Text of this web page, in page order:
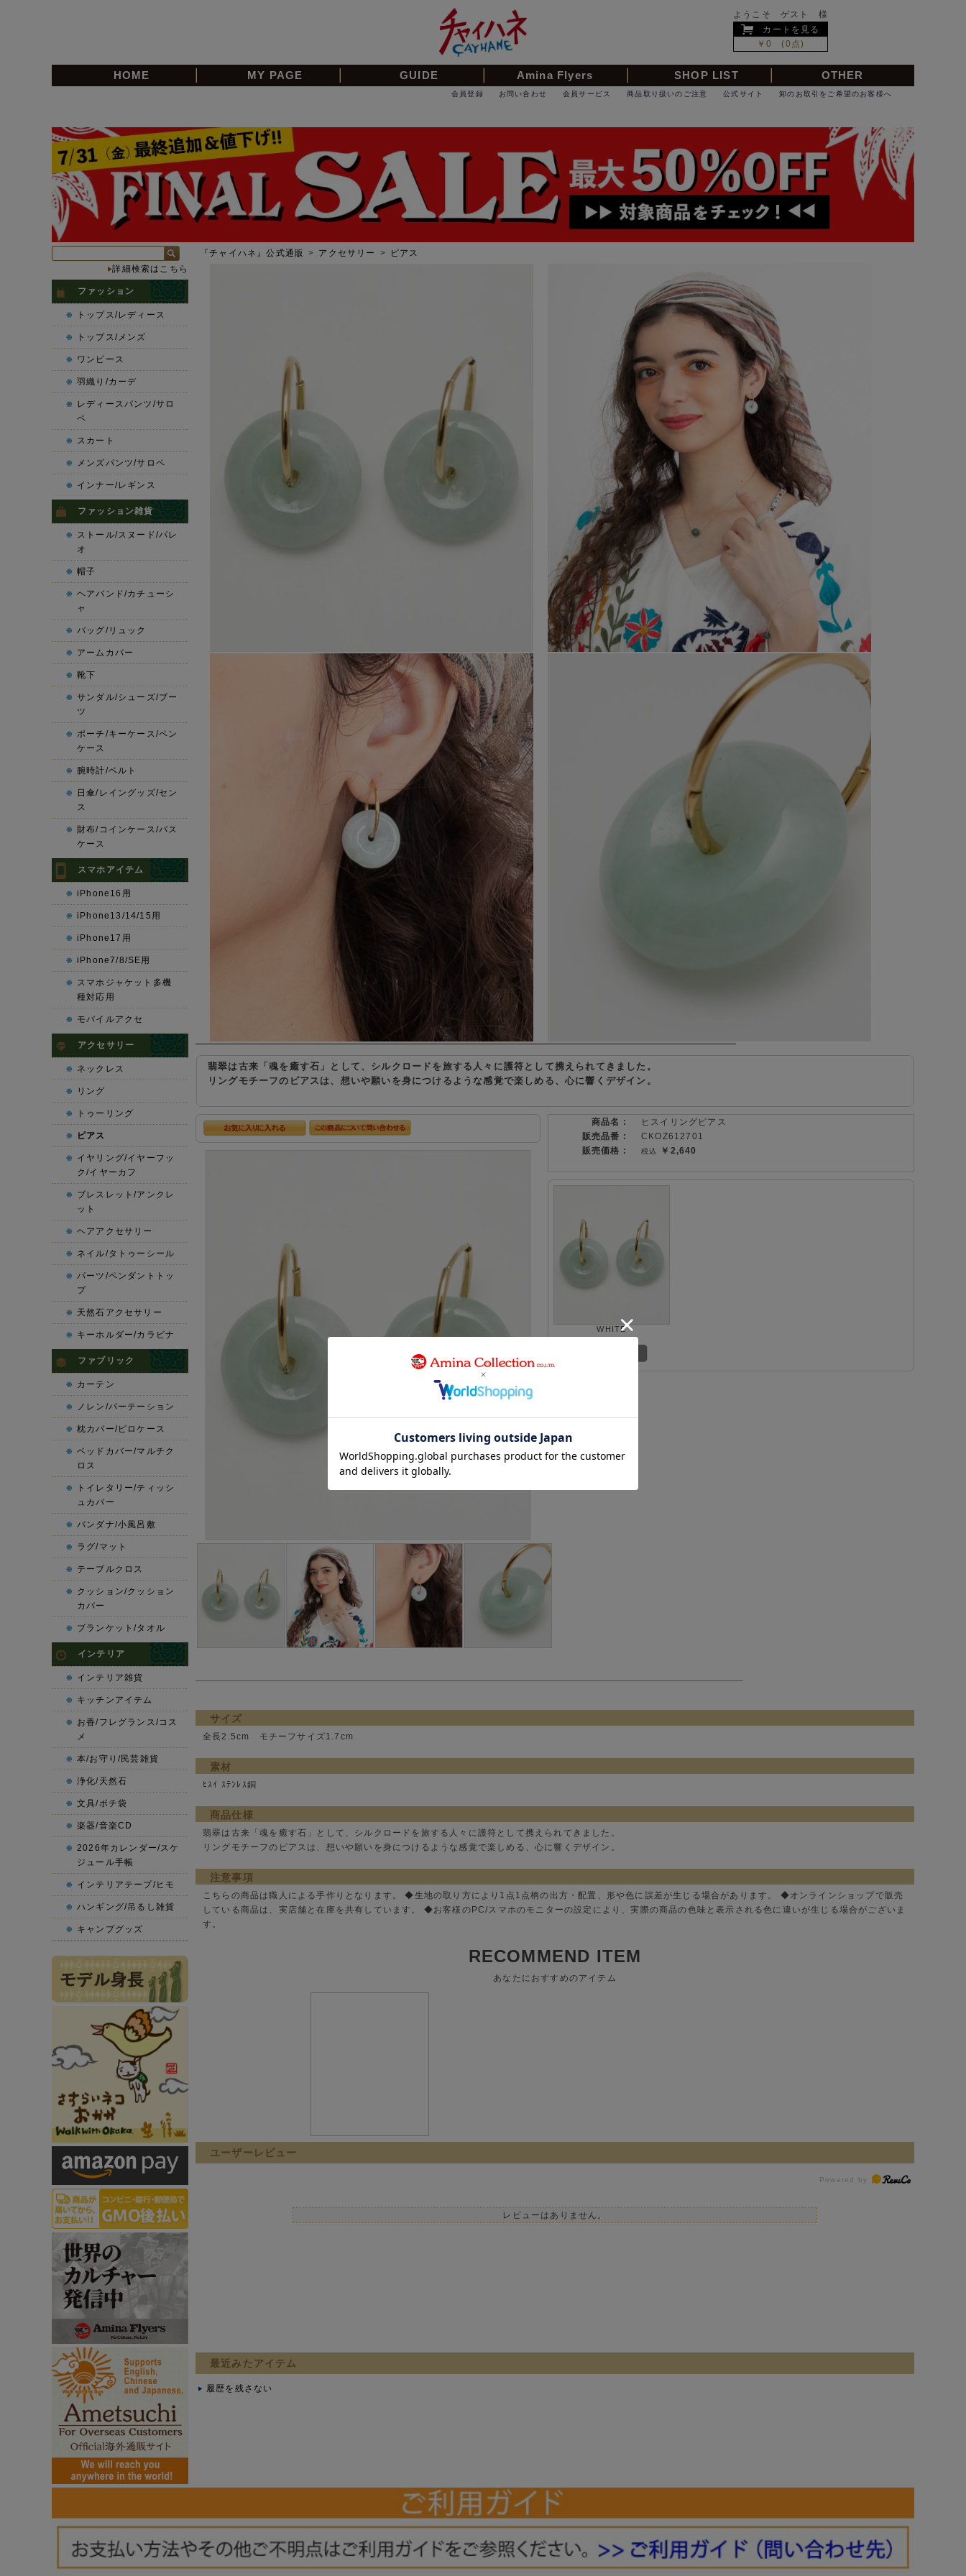
ようこそ ゲスト 様
カートを見る
￥0 (0点)
HOME MY PAGE GUIDE Amina Flyers SHOP LIST OTHER
卸のお取引をご希望のお客様へ
公式サイト
商品取り扱いのご注意
会員サービス
お問い合わせ
会員登録
『チャイハネ』公式通販 > アクセサリー > ピアス
翡翠は古来「魂を癒す石」として、シルクロードを旅する人々に護符として携えられてきました。
リングモチーフのピアスは、想いや願いを身につけるような感覚で楽しめる、心に響くデザイン。
商品名 :
ヒスイリングピアス
販売品番 :
CKOZ612701
販売価格 :
￥2,640
WHITE
サイズ
全長2.5cm モチーフサイズ1.7cm
素材
ﾋｽｲ ｽﾃﾝﾚｽ銅
商品仕様
翡翠は古来「魂を癒す石」として、シルクロードを旅する人々に護符として携えられてきました。
リングモチーフのピアスは、想いや願いを身につけるような感覚で楽しめる、心に響くデザイン。
注意事項
こちらの商品は職人による手作りとなります。 ◆生地の取り方により1点1点柄の出方・配置、形や色に誤差が生じる場合があります。 ◆オンラインショップで販売
している商品は、実店舗と在庫を共有しています。 ◆お客様のPC/スマホのモニターの設定により、実際の商品の色味と表示される色に違いが生じる場合がございま
す。
RECOMMEND ITEM
あなたにおすすめのアイテム
ユーザーレビュー
レビューはありません。
最近みたアイテム
履歴を残さない
詳細検索はこちら
ファッション
トップス/レディース
トップス/メンズ
ワンピース
羽織り/カーデ
レディースパンツ/サロ
ペ
スカート
メンズパンツ/サロペ
インナー/レギンス
ファッション雑貨
ストール/スヌード/パレ
オ
帽子
ヘアバンド/カチューシ
ャ
バッグ/リュック
アームカバー
靴下
サンダル/シューズ/ブー
ツ
ポーチ/キーケース/ペン
ケース
腕時計/ベルト
日傘/レイングッズ/セン
ス
財布/コインケース/パス
ケース
スマホアイテム
iPhone16用
iPhone13/14/15用
iPhone17用
iPhone7/8/SE用
スマホジャケット多機
種対応用
モバイルアクセ
アクセサリー
ネックレス
リング
トゥーリング
ピアス
イヤリング/イヤーフッ
ク/イヤーカフ
ブレスレット/アンクレ
ット
ヘアアクセサリー
ネイル/タトゥーシール
パーツ/ペンダントトッ
プ
天然石アクセサリー
キーホルダー/カラビナ
ファブリック
カーテン
ノレン/パーテーション
枕カバー/ピロケース
ベッドカバー/マルチク
ロス
トイレタリー/ティッシ
ュカバー
バンダナ/小風呂敷
ラグ/マット
テーブルクロス
クッション/クッション
カバー
ブランケット/タオル
インテリア
インテリア雑貨
キッチンアイテム
お香/フレグランス/コス
メ
本/お守り/民芸雑貨
浄化/天然石
文具/ポチ袋
楽器/音楽CD
2026年カレンダー/スケ
ジュール手帳
インテリアテープ/ヒモ
ハンギング/吊るし雑貨
キャンプグッズ